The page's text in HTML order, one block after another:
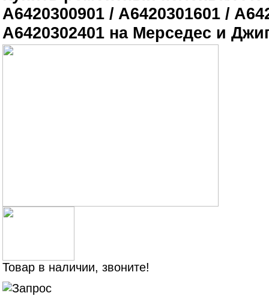
A6420300901 / A6420301601 /
A6420302401 на Мерседес и
Товар в наличии, звоните!